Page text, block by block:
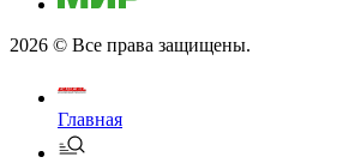
2026 © Все права защищены.
Главная